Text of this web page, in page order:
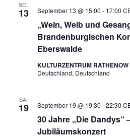
SO.
13
„Wein, Weib und
Brandenburgischen
Eberswalde
September 13 @ 15:00 - 17:00
KULTURZENTRUM RATHENOW
Deutschland, Deutschland
SA.
19
30 Jahre „Die Dandys“
Jubiläumskonzert
September 19 @ 19:30 -22:30